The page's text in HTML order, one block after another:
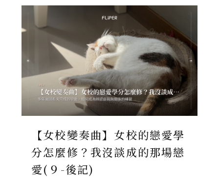
【女校變奏曲】女校的戀愛學
分怎麼修？我沒談成的那場戀
愛(９-後記)